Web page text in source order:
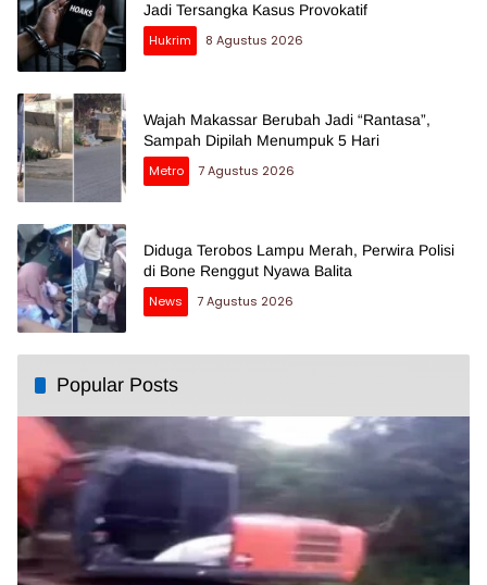
Jadi Tersangka Kasus Provokatif
Hukrim
8 Agustus 2026
Wajah Makassar Berubah Jadi “Rantasa”,
Sampah Dipilah Menumpuk 5 Hari
Metro
7 Agustus 2026
Diduga Terobos Lampu Merah, Perwira Polisi
di Bone Renggut Nyawa Balita
News
7 Agustus 2026
Popular Posts